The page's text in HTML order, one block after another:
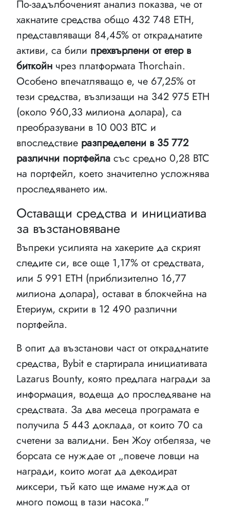
По-задълбоченият анализ показва, че от
хакнатите средства общо 432 748 ETH,
представляващи 84,45% от откраднатите
активи, са били прехвърлени от етер в
биткойн чрез платформата Thorchain.
Особено впечатляващо е, че 67,25% от
тези средства, възлизащи на 342 975 ETH
(около 960,33 милиона долара), са
преобразувани в 10 003 BTC и
впоследствие разпределени в 35 772
различни портфейла със средно 0,28 BTC
на портфейл, което значително усложнява
проследяването им.
Оставащи средства и инициатива
за възстановяване
Въпреки усилията на хакерите да скрият
следите си, все още 1,17% от средствата,
или 5 991 ETH (приблизително 16,77
милиона долара), остават в блокчейна на
Етериум, скрити в 12 490 различни
портфейла.
В опит да възстанови част от откраднатите
средства, Bybit е стартирала инициативата
Lazarus Bounty, която предлага награди за
информация, водеща до проследяване на
средствата. За два месеца програмата е
получила 5 443 доклада, от които 70 са
счетени за валидни. Бен Жоу отбеляза, че
борсата се нуждае от „повече ловци на
награди, които могат да декодират
миксери, тъй като ще имаме нужда от
много помощ в тази насока."